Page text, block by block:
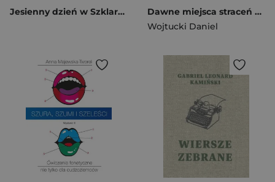
Jesienny dzień w Szklarskiej Porębie / Herbsttag in Schreiberhau
Dawne miejsca straceń na Śląsku w ujęciu interdyscyplinarnym
Wojtucki Daniel